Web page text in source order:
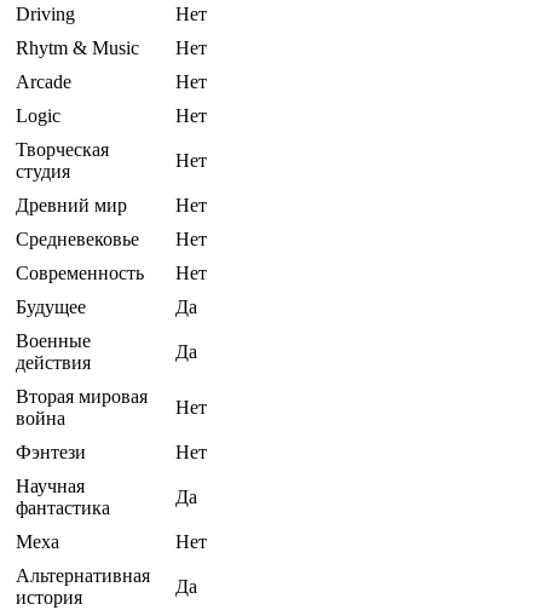
Driving
Нет
Rhytm & Music
Нет
Arcade
Нет
Logic
Нет
Творческая
студия
Нет
Древний мир
Нет
Средневековье
Нет
Современность
Нет
Будущее
Да
Военные
действия
Да
Вторая мировая
война
Нет
Фэнтези
Нет
Научная
фантастика
Да
Меха
Нет
Альтернативная
история
Да